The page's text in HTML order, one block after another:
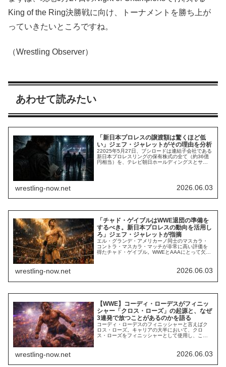
King of the Ring決勝戦に向け、トーナメントを勝ち上が
っていきたいところですね。
（Wrestling Observer）
あわせて読みたい
「新日本プロレスの譲渡額は驚くほど低
い」ジェフ・ジャレットがその理由を分析
22025年5月27日、ブシロードは連結子会社である
新日本プロレスリングの保有株式の全て（約36億
円相当）を、テレビ朝日ホールディングスとサイ
新日本プロレスを約5億円で買収したため、価値を
7倍に増大させた上で売却した…と考え...
wrestling-now.net 2026.06.03
「チャド・ゲイブルはWWE退団の準備を
するべき。新日本プロレスの動向を活用し
ろ」ジェフ・ジャレットが指摘
エル・グランデ・アメリカーノ同士のマスカラ・
コントラ・マスカラ・マッチが非常に高い評価を
得たチャド・ゲイブル。WWEとAAAにとって欠か
はAAAで行われた上記のマスカラ・コントラ・マ
スカラ・マッチに言及。試合内容の素晴らしさ、
wrestling-now.net 2026.06.03
【WWE】コーディ・ローデスがフィニッ
シャー「クロス・ローズ」の起源と、なぜ
3連発で放つことがあるのかを語る
コーディ・ローデスのフィニッシャーと言えばク
ロス・ローズ。キャリアの大半において、クロ
ス・ローズをフィニッシャーとして使用し、この
めて3カウントを奪うというスタイルです。しか
し、クロス・ローズは3回連続で繰り出されること
wrestling-now.net 2026.06.03